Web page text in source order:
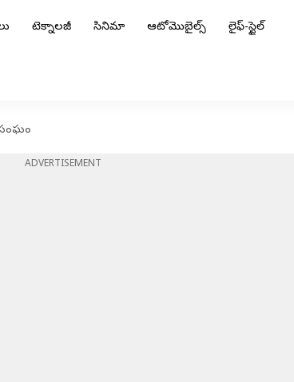
టెక్నాలజీ సినిమా ఆటోమొబైల్స్ లైఫ్-స్టైల్
ADVERTISEMENT